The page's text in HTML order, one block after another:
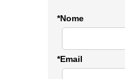
*Nome
*Email